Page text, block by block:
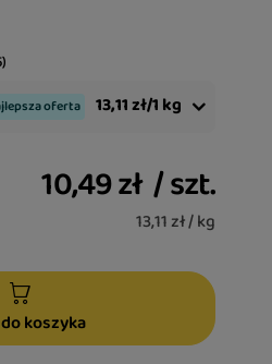
oferta 13,11 zł/1 kg
10,49 zł /szt.
13,11 zł / kg
koszyka